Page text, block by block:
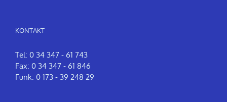
KONTAKT
Tel: 0 34 347 - 61 743
Fax: 0 34 347 - 61 846
Funk: 0 173 - 39 248 29